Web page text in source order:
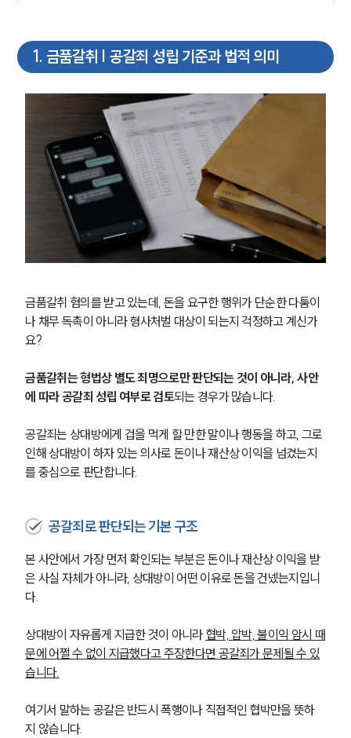
1 . 금품갈취 | 공갈죄 성립 기준과 법적 의미
금품갈취 혐의를 받고 있는데, 돈을 요구한 행위가 단순한 다툼이
나 채무 독촉이 아니라 형사처벌 대상이 되는지 걱정하고 계신가
요?
금품갈취는 형법상 별도 죄명으로만 판단되는 것이 아니라, 사안
에 따라 공갈죄 성립 여부로 검토되는 경우가 많습니다.
공갈죄는 상대방에게 겁을 먹게 할 만한 말이나 행동을 하고, 그로
인해 상대방이 하자 있는 의사로 돈이나 재산상 이익을 넘겼는지
를 중심으로 판단합니다.
공갈죄로 판단되는 기본 구조
본 사안에서 가장 먼저 확인되는 부분은 돈이나 재산상 이익을 받
은 사실 자체가 아니라, 상대방이 어떤 이유로 돈을 건넸는지입니
다.
상대방이 자유롭게 지급한 것이 아니라 협박, 압박, 불이익 암시 때
문에 어쩔 수 없이 지급했다고 주장한다면 공갈죄가 문제될 수 있
습니다.
여기서 말하는 공갈은 반드시 폭행이나 직접적인 협박만을 뜻하
지 않습니다.